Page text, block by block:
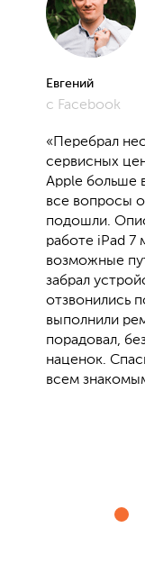
Евгений
с Facebook
«Перебрал
сервисных
Apple больше
все вопросы
подошли.
работе iPad 7
возможные
забрал
отзвонились
выполнили
порадовал,
наценок.
всем